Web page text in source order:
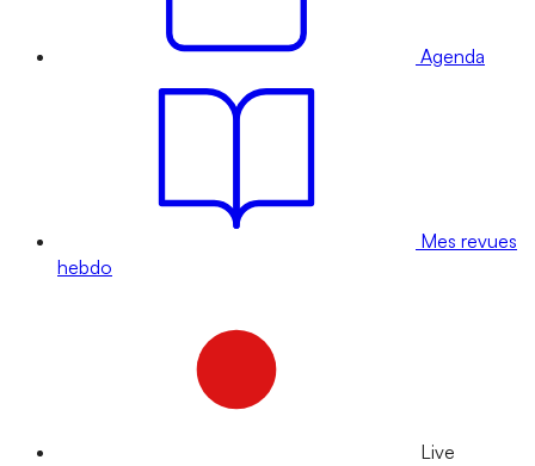
Agenda
Mes revues
hebdo
Live